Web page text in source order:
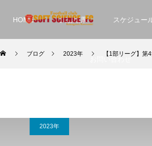
HOME 試合結果 スケジュー
お問い合わせ
ブログ 2023年 【1部リーグ】第
2023年